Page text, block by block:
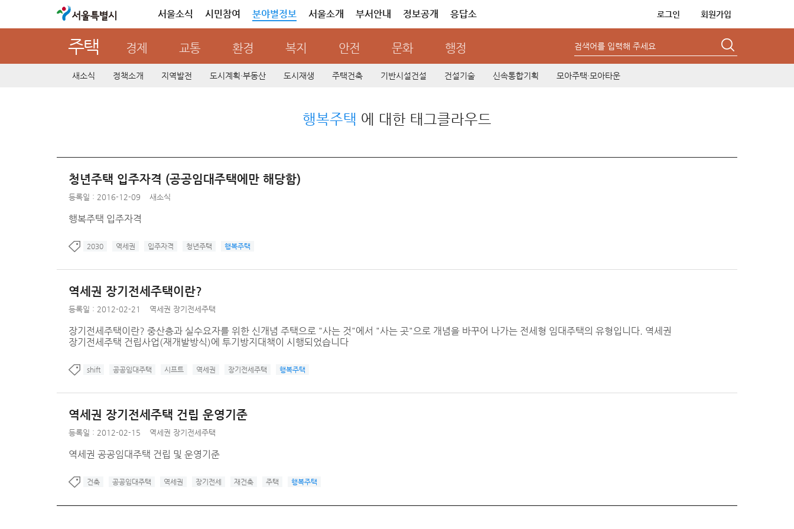
서울특별시 서울소식 시민참여 분야별정보 서울소개 부서안내 정보공개 응답소 로그인 회원가입
주택 경제 교통 환경 복지 안전 문화 행정 검색어를 입력해 주세요
새소식 정책소개 지역발전 도시계획·부동산 도시재생 주택건축 기반시설건설 건설기술 신속통합기획 모아주택·모아타운
행복주택 에 대한 태그클라우드
청년주택 입주자격 (공공임대주택에만 해당함)
등록일 : 2016-12-09 새소식
행복주택 입주자격
2030 역세권 입주자격 청년주택 행복주택
역세권 장기전세주택이란?
등록일 : 2012-02-21 역세권 장기전세주택
장기전세주택이란? 중산층과 실수요자를 위한 신개념 주택으로 "사는 것"에서 "사는 곳"으로 개념을 바꾸어 나가는 전세형 임대주택의 유형입니다. 역세권
장기전세주택 건립사업(재개발방식)에 투기방지대책이 시행되었습니다
shift 공공임대주택 시프트 역세권 장기전세주택 행복주택
역세권 장기전세주택 건립 운영기준
등록일 : 2012-02-15 역세권 장기전세주택
역세권 공공임대주택 건립 및 운영기준
건축 공공임대주택 역세권 장기전세 재건축 주택 행복주택